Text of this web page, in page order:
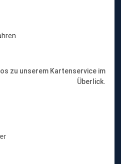
zu unserem Kartenservice im
Überlick.